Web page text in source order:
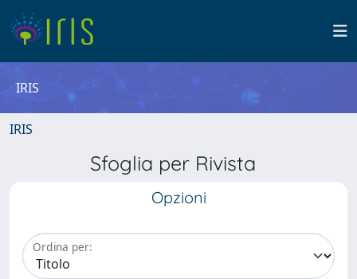
IRIS
IRIS
Sfoglia per Rivista
Opzioni
Ordina per: